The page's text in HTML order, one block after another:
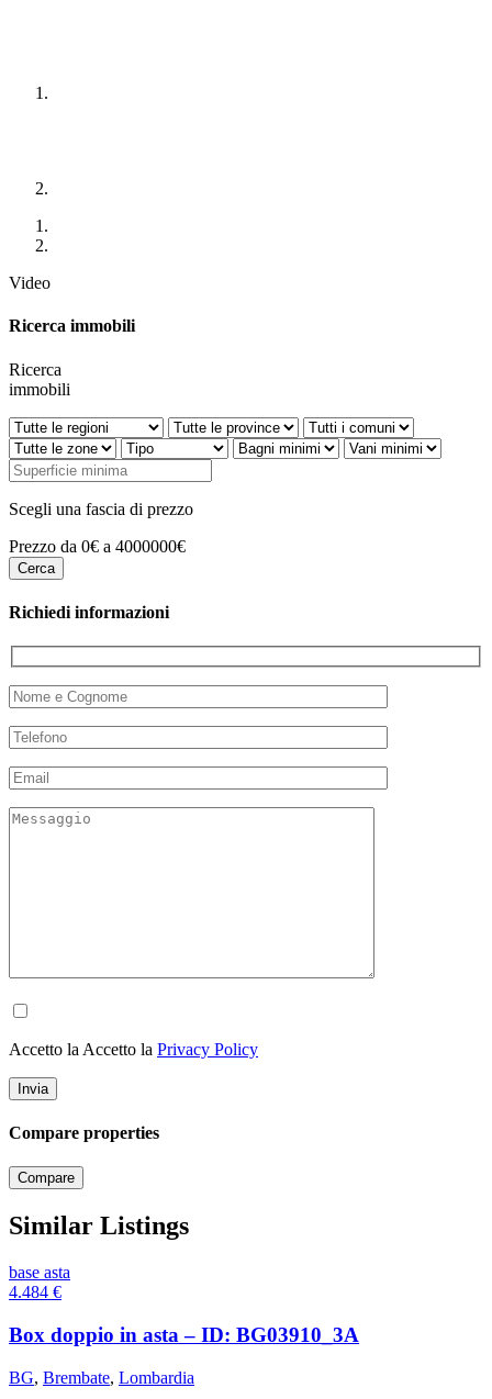
Video
Ricerca immobili
Ricerca
immobili
Scegli una fascia di prezzo
Prezzo da 0€ a 4000000€
Richiedi informazioni
Accetto la Accetto la Privacy Policy
Compare properties
Compare
Similar Listings
base asta
4.484 €
Box doppio in asta – ID: BG03910_3A
BG, Brembate, Lombardia